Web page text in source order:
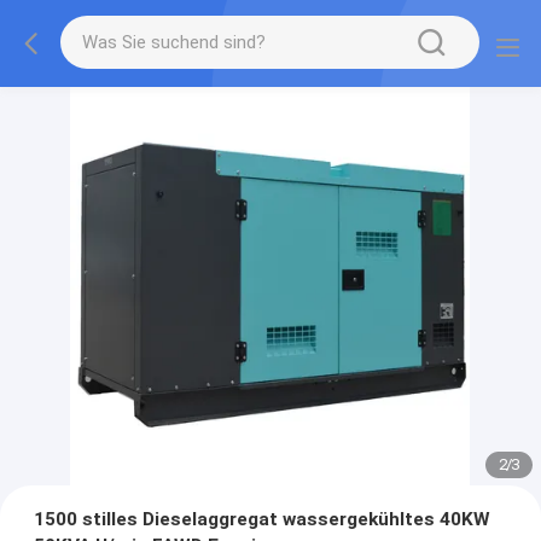
2/3
1500 stilles Dieselaggregat wassergekühltes 40KW